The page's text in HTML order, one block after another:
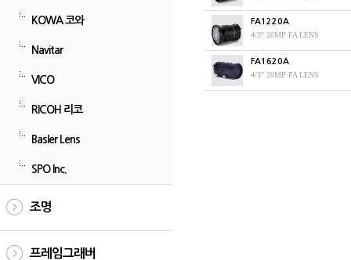
KOWA 코와
Navitar
VICO
RICOH 리코
Basler Lens
SPO Inc.
조명
프레임그래버
FA1220A
4/3" 20MP FA LENS
FA1620A
4/3" 20MP FA LENS